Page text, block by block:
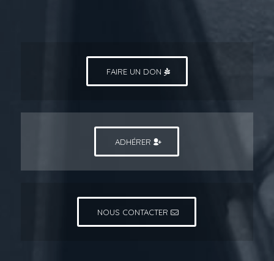
FAIRE UN DON
ADHÉRER
NOUS CONTACTER